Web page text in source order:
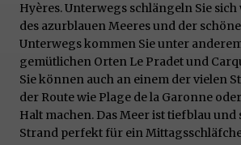
Hyères. Unterwegs schlängeln Sie
des azurblauen Meeres und der
Unterwegs kommen Sie unter
gemütlichen Orten Le Pradet und
Sie können auch an einem der vielen
der Route wie Plage de la Garonne
Halt machen. Das Meer ist tiefblau und
Strand perfekt für ein